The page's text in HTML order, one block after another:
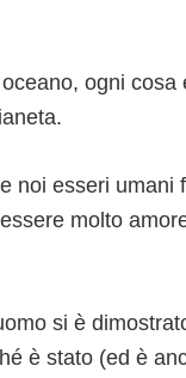
ogni
noi esseri
molto
si è
è stato (ed è